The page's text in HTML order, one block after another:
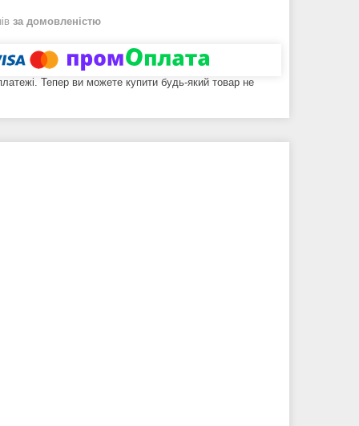
за домовленістю
Тепер ви можете купити будь-який товар не